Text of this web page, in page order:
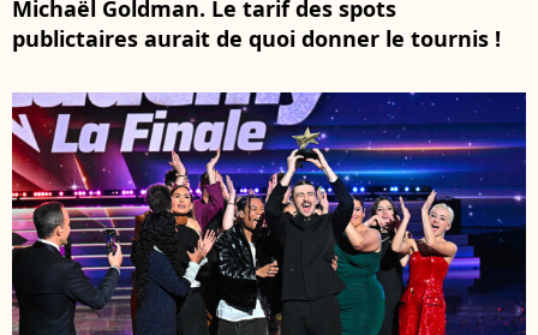
Michaël Goldman. Le tarif des spots
publictaires aurait de quoi donner le tournis !